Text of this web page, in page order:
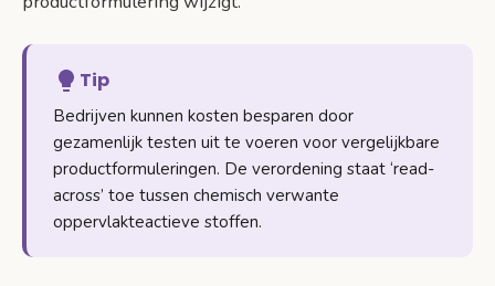
Tip
Bedrijven kunnen kosten besparen door
gezamenlijk testen uit te voeren voor vergelijkbare
productformuleringen. De verordening staat ‘read-
across’ toe tussen chemisch verwante
oppervlakteactieve stoffen.